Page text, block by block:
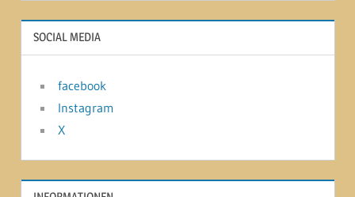
SOCIAL MEDIA
facebook
Instagram
X